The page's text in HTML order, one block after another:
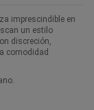
imprescindible en
un estilo
discreción,
comodidad